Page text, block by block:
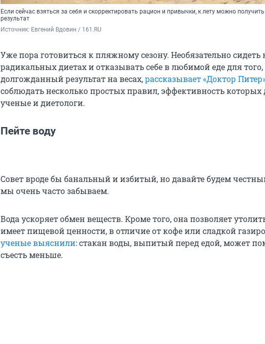
Если сейчас взяться за себя и скорректировать рацион и привычки, к лету можно
результат
Источник: Евгений Вдовин / 161.RU
Уже пора готовиться к пляжному сезону. Необязательно сидеть
радикальных диетах и отказывать себе в любимой еде для
долгожданный результат на весах,рассказывает «Доктор
соблюдать несколько простых правил, эффективность которых
ученые и диетологи.
Пейте воду
Совет вроде бы банальный и избитый, но давайте будем
мы очень часто забываем.
Вода ускоряет обмен веществ. Кроме того, она позволяет
имеет пищевой ценности, в отличие от кофе или сладкой
ученые выяснили: стакан воды, выпитый перед едой, может
съесть меньше.